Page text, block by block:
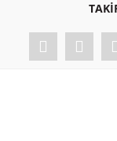
ve tadıyla